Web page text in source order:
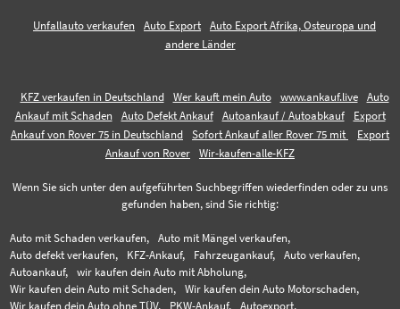
Unfallauto verkaufen Auto Export
Auto Export Afrika, Osteuropa und
andere Länder
KFZ verkaufen in Deutschland Wer kauft mein Auto www.ankauf.live
Auto
Ankauf mit Schaden
Auto Defekt Ankauf Autoankauf / Autoabkauf
Export
Ankauf von Rover 75 in Deutschland
Sofort Ankauf aller Rover 75 mit
Export
Ankauf von Rover
Wir-kaufen-alle-KFZ
Wenn Sie sich unter den aufgeführten Suchbegriffen wiederfinden oder zu uns
gefunden haben, sind Sie richtig:
Auto mit Schaden verkaufen,
Auto mit Mängel verkaufen,
Auto defekt verkaufen,
KFZ-Ankauf, Fahrzeugankauf,
Auto verkaufen,
Autoankauf,
wir kaufen dein Auto mit Abholung,
Wir kaufen dein Auto mit Schaden,
Wir kaufen dein Auto Motorschaden,
Wir kaufen dein Auto ohne TÜV,
PKW-Ankauf, Autoexport,